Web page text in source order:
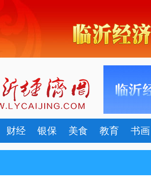
财经 银保 美食 教育 书画